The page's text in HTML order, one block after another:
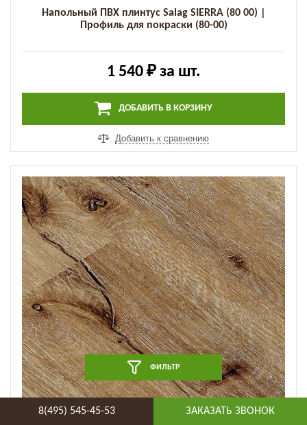
Напольный ПВХ плинтус Salag SIERRA (80 00) |
Профиль для покраски (80-00)
1 540 ₽ за шт.
ДОБАВИТЬ В КОРЗИНУ
Добавить к сравнению
ФИЛЬТР
8(495) 545-45-53 ЗАКАЗАТЬ ЗВОНОК